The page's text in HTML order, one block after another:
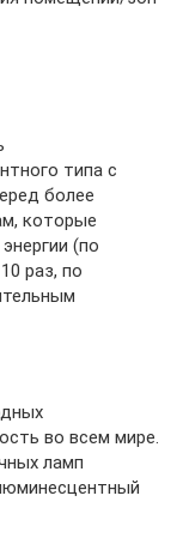
типа с
более
которые
(по
раз, по
во всем мире.
ламп